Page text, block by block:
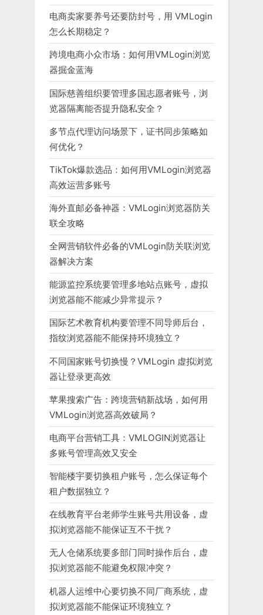
电商卖家要养号还要防封号，用 VMLogin
怎么长期稳定？
跨境电商小众市场：如何用VMLogin浏览
器掘金蓝海
国际慈善组织要管理多国志愿者账号，浏
览器隔离能否提升隐私安全？
多节点代理访问场景下，证书同步策略如
何优化？
TikTok爆款选品：如何用VMLogin浏览器
高效运营多账号
海外直邮必备神器：VMLogin浏览器防关
联全攻略
全网营销软件必备的VMLogin防关联浏览
器解决方案
能源监控系统要管理多地站点账号，虚拟
浏览器能不能减少异常提示？
国际艺术教育机构要管理不同导师后台，
指纹浏览器能不能保持环境独立？
不同国家账号切换慢？VMLogin 虚拟浏览
器让登录更高效
苹果搜索广告：跨境营销新战场，如何用
VMLogin浏览器高效破局？
电商平台营销工具：VMLOGIN浏览器让
多账号管理高效又安全
智能楼宇要切换租户账号，怎么保证每个
租户数据独立？
在线教育平台老师学生账号共用设备，虚
拟浏览器能不能保证互不干扰？
无人仓储系统要多部门同时操作后台，虚
拟浏览器能不能避免权限冲突？
机器人运维中心要切换不同厂商系统，虚
拟浏览器能不能保证环境独立？